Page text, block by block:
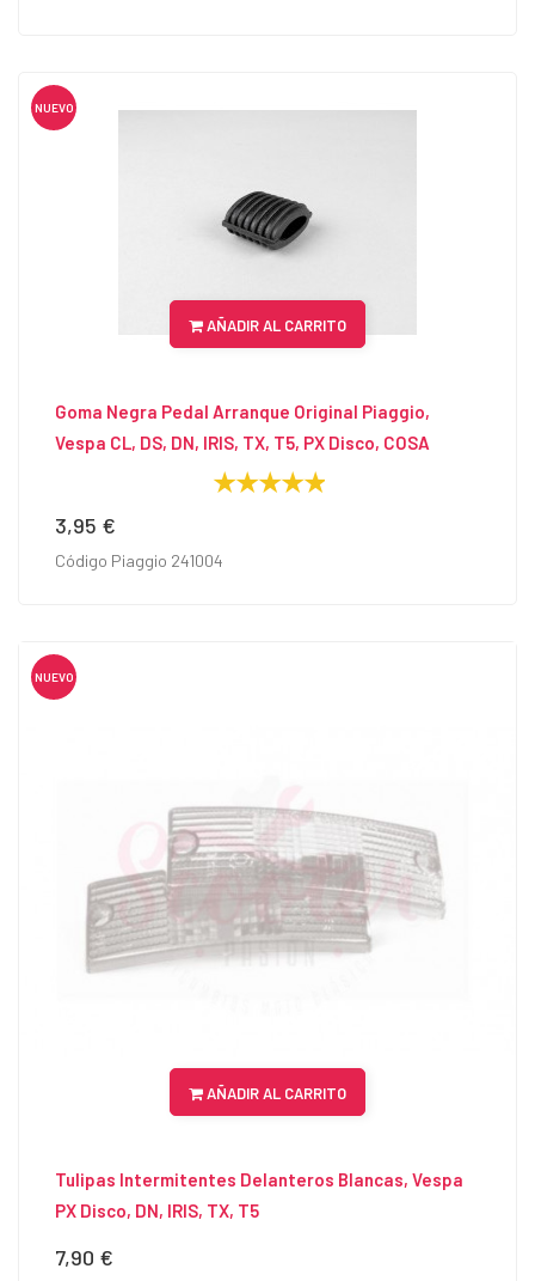
NUEVO
AÑADIR AL CARRITO
Goma Negra Pedal Arranque Original Piaggio,
Vespa CL, DS, DN, IRIS, TX, T5, PX Disco, COSA
Precio
3,95 €
Código Piaggio 241004
NUEVO
AÑADIR AL CARRITO
Tulipas Intermitentes Delanteros Blancas, Vespa
PX Disco, DN, IRIS, TX, T5
Precio
7,90 €